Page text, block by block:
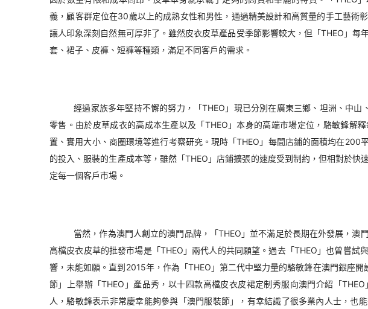
義，顧客群定位在30歲以上的成熟女性和男性，通過精美設計和高質量的手工藝術
讓人印象深刻自然無可厚非了。雖然皮衣皮草產品受季節影響較大，但「THEO」每
套、裙子、皮褲、短褲等種類，滿足不同客戶的需求。
經過家族多年堅持不懈的努力，「THEO」現已分別在廣東三鄉、坦洲、中
零售。由於皮草成衣的高成本生產以及「THEO」本身的高端市場定位，駱敏鋒解
置、實用大小、商圈環境等進行考察研究。現時「THEO」每間店鋪的面積均在200
的投入、服裝的生產成本等，雖然「THEO」店鋪擴張的速度受到制約，但相對於快
定每一個客戶市場。
當然，作為澳門人創立的澳門品牌，「THEO」並不滿足於長期在外發展，澳
高檔皮衣皮草的批發市場是「THEO」兩代人的共同願望。過去「THEO」也曾嘗試
響，未能如願。直到2015年，作為「THEO」第二代中堅力量的駱敏鋒在澳門銀座
節」上舉辦「THEO」產品秀，以十四款高檔皮衣皮裙定制秀服向澳門介紹「
人，駱敏鋒表示非常慶幸能夠參與「澳門服裝節」，有幸結識了很多業內人士，也